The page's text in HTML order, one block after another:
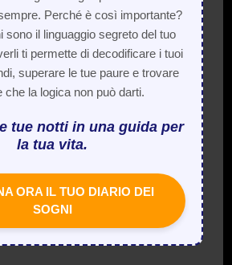
Perché è così importante?
sono il linguaggio segreto del tuo
ti permette di decodificare i tuoi
superare le tue paure e trovare
che la logica non può darti.
tue notti in una guida per
la tua vita.
ORA IL TUO DIARIO DEI
SOGNI